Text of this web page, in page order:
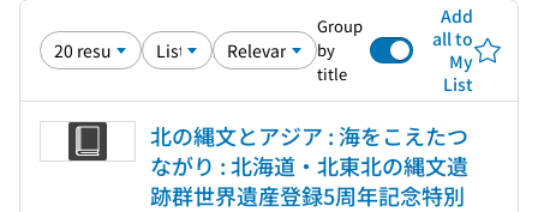
Group
by
title
Add
all to
My
List
北の縄文とアジア : 海をこえたつ
ながり : 北海道・北東北の縄文遺
跡群世界遺産登録5周年記念特別